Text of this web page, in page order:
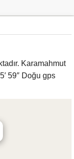
Karamahmut
59″ Doğu gps